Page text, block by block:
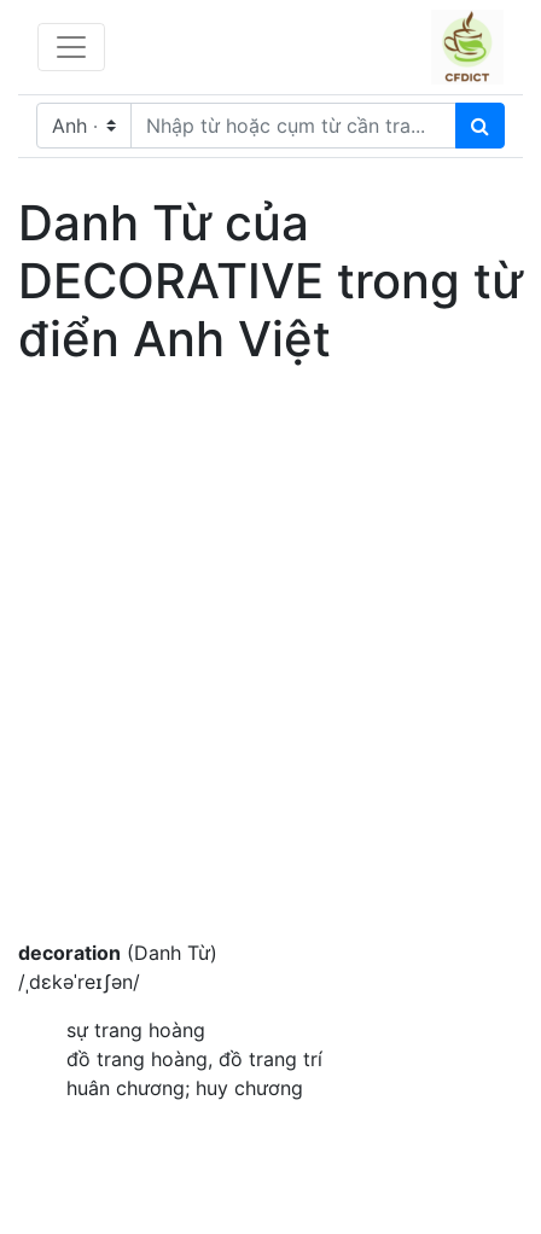
Danh Từ của
DECORATIVE trong từ
điển Anh Việt
decoration (Danh Từ)
/ˌdɛkəˈreɪʃən/
sự trang hoàng
đồ trang hoàng, đồ trang trí
huân chương; huy chương